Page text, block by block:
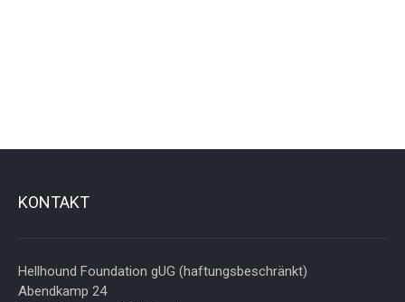
KONTAKT
Hellhound Foundation gUG (haftungsbeschränkt)
Abendkamp 24